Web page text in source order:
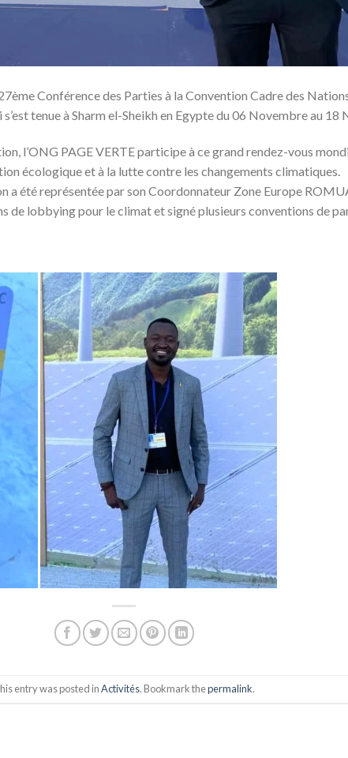
Conférence des Parties à la Convention Cadre des
tenue à Sharm el-Sheikh en Egypte du 06 Novembre au 18
l’ONG PAGE VERTE participe à ce grand rendez-vous
écologique et à la lutte contre les changements climatiques.
a été représentée par son Coordonnateur Zone Europe
de lobbying pour le climat et signé plusieurs conventions de
entry was posted inActivités. Bookmark thepermalink.